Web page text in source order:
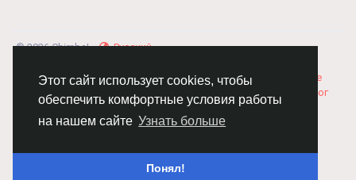
Этот сайт использует cookies, чтобы
обеспечить комфортные условия работы
на нашем сайте Узнать больше
Понял!
© 2026 Chimba!
Русский
вакансию
Правила размещения статей О нас
Соглашение
Политика Конфиденциальности
Свяжитесь с нами Каталог